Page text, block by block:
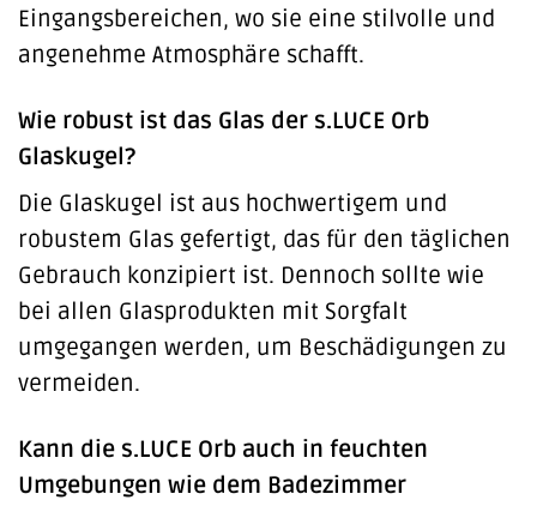
Eingangsbereichen, wo sie eine stilvolle und
angenehme Atmosphäre schafft.
Wie robust ist das Glas der s.LUCE Orb
Glaskugel?
Die Glaskugel ist aus hochwertigem und
robustem Glas gefertigt, das für den täglichen
Gebrauch konzipiert ist. Dennoch sollte wie
bei allen Glasprodukten mit Sorgfalt
umgegangen werden, um Beschädigungen zu
vermeiden.
Kann die s.LUCE Orb auch in feuchten
Umgebungen wie dem Badezimmer